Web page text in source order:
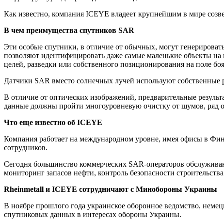
Как известно, компания ICEYE владеет крупнейшим в мире
В чем преимущества спутников SAR
Эти особые спутники, в отличие от обычных, могут
позволяют идентифицировать даже самые маленькие объекты
целей, разведки или собственного позиционирования на поле
Датчики SAR вместо солнечных лучей используют
В отличие от оптических изображений, предварительные
данные должны пройти многоуровневую очистку от шумов, ряд
Что еще известно об ICEYE
Компания работает на международном уровне, имея офисы в
сотрудников.
Сегодня большинство коммерческих SAR-операторов
мониторинг запасов нефти, контроль безопасности
Rheinmetall и ICEYE сотрудничают с Минобороны Украины
В ноябре прошлого года украинское оборонное ведомство,
спутниковых данных в интересах обороны Украины.